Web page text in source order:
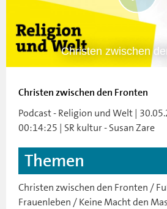
Christen zwischen
Christen zwischen den Fronten
Podcast - Religion und Welt |
00:14:25 | SR kultur - Susan Zare
Themen
Christen zwischen den Fronten /
Frauenleben / Keine Macht den